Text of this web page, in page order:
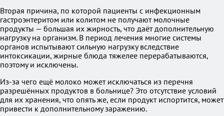
Вторая причина, по которой пациенты с инфекционным
гастроэнтеритом или колитом не получают молочные
продукты — большая их жирность, что даёт дополнительную
нагрузку на организм. В период лечения многие системы
органов испытывают сильную нагрузку вследствие
интоксикации, жирные блюда тяжелее перерабатываются,
поэтому и исключены.
Из-за чего ещё молоко может исключаться из перечня
разрешённых продуктов в больнице? Это отсутствие условий
для их хранения, что опять же, если продукт испортится, может
привести к дополнительному заражению.